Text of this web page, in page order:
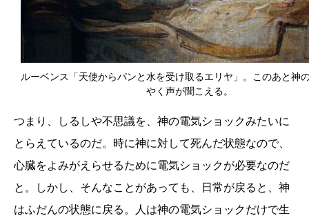
ルーベンス「天使からパンと水を受け取るエリヤ」。このあと神
やく声が聞こえる。
つまり、しるしや不思議を、神の電気ショックみたいに
とらえているのだ。時に神に対して死んだ状態なので、
心臓をよみがえらせるために電気ショックが必要なのだ
と。しかし、そんなことがあっても、日常が戻ると、神
はふだんの状態に戻る。人は神の電気ショックだけで生